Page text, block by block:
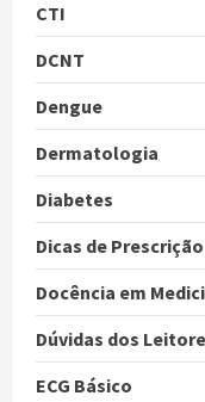
CTI
DCNT
Dengue
Dermatologia
Diabetes
Dicas de
Docência em
Dúvidas dos
ECG Básico